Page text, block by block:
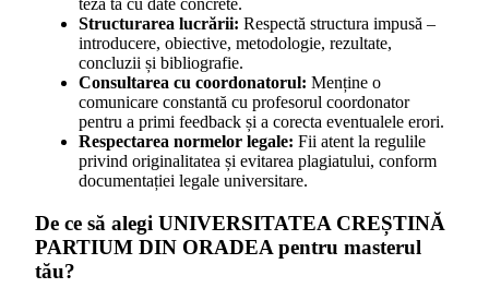
teza ta cu date concrete.
Structurarea lucrării: Respectă structura impusă –
introducere, obiective, metodologie, rezultate,
concluzii și bibliografie.
Consultarea cu coordonatorul: Menține o
comunicare constantă cu profesorul coordonator
pentru a primi feedback și a corecta eventualele erori.
Respectarea normelor legale: Fii atent la regulile
privind originalitatea și evitarea plagiatului, conform
documentației legale universitare.
De ce să alegi UNIVERSITATEA CREȘTINĂ
PARTIUM DIN ORADEA pentru masterul
tău?